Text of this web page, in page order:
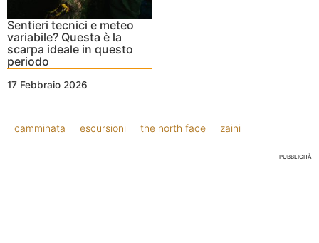
Sentieri tecnici e meteo
variabile? Questa è la
scarpa ideale in questo
periodo
17 Febbraio 2026
camminata escursioni the north face zaini
PUBBLICITÀ